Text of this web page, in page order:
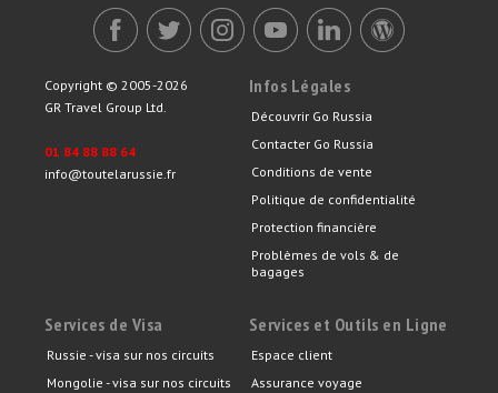
Copyright © 2005-2026
GR Travel Group Ltd.
01 84 88 88 64
info@toutelarussie.fr
Infos Légales
Découvrir Go Russia
Contacter Go Russia
Conditions de vente
Politique de confidentialité
Protection financière
Problèmes de vols & de
bagages
Services de Visa
Russie - visa sur nos circuits
Mongolie - visa sur nos circuits
Services et Outils en Ligne
Espace client
Assurance voyage